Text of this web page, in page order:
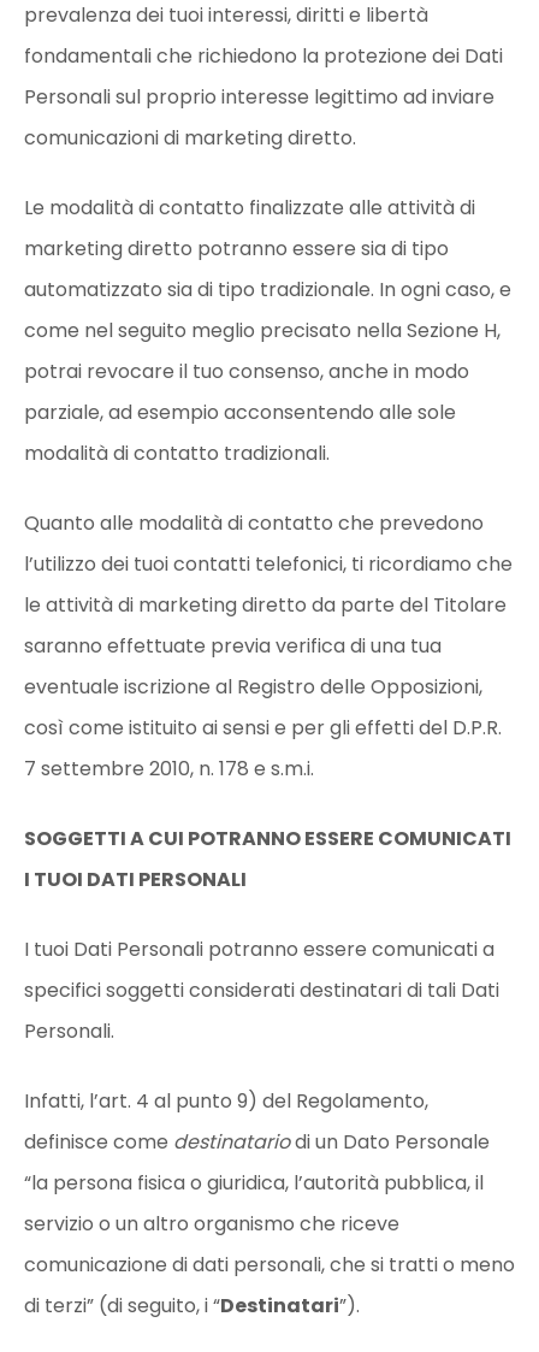
prevalenza dei tuoi interessi, diritti e libertà
fondamentali che richiedono la protezione dei Dati
Personali sul proprio interesse legittimo ad inviare
comunicazioni di marketing diretto.
Le modalità di contatto finalizzate alle attività di
marketing diretto potranno essere sia di tipo
automatizzato sia di tipo tradizionale. In ogni caso, e
come nel seguito meglio precisato nella Sezione H,
potrai revocare il tuo consenso, anche in modo
parziale, ad esempio acconsentendo alle sole
modalità di contatto tradizionali.
Quanto alle modalità di contatto che prevedono
l’utilizzo dei tuoi contatti telefonici, ti ricordiamo che
le attività di marketing diretto da parte del Titolare
saranno effettuate previa verifica di una tua
eventuale iscrizione al Registro delle Opposizioni,
così come istituito ai sensi e per gli effetti del D.P.R.
7 settembre 2010, n. 178 e s.m.i.
SOGGETTI A CUI POTRANNO ESSERE COMUNICATI
I TUOI DATI PERSONALI
I tuoi Dati Personali potranno essere comunicati a
specifici soggetti considerati destinatari di tali Dati
Personali.
Infatti, l’art. 4 al punto 9) del Regolamento,
definisce come destinatariodi un Dato Personale
“la persona fisica o giuridica, l’autorità pubblica, il
servizio o un altro organismo che riceve
comunicazione di dati personali, che si tratti o meno
di terzi” (di seguito, i “Destinatari”).